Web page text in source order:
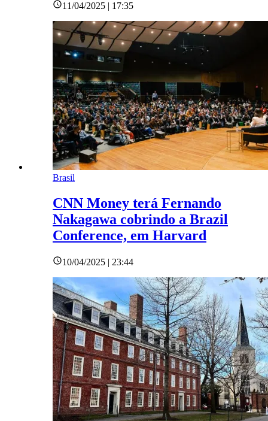
11/04/2025 | 17:35
Brasil
CNN Money terá Fernando
Nakagawa cobrindo a Brazil
Conference, em Harvard
10/04/2025 | 23:44